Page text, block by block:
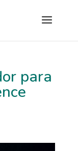
para